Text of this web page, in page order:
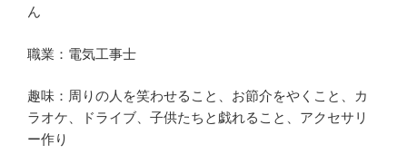
ん
職業：電気工事士
趣味：周りの人を笑わせること、お節介をやくこと、カ
ラオケ、ドライブ、子供たちと戯れること、アクセサリ
ー作り